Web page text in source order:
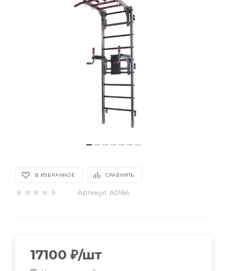
В ИЗБРАННОЕ СРАВНИТЬ
Артикул: A0166
17100 ₽/шт